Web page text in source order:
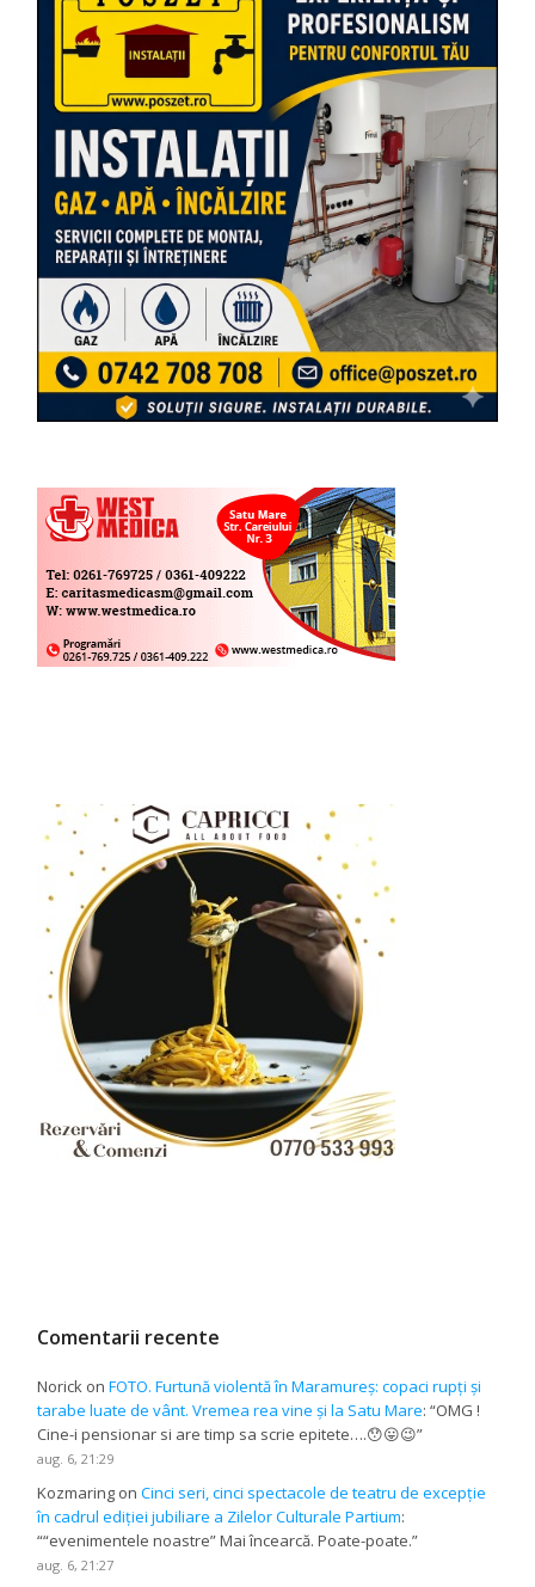
Comentarii recente
Norick onFOTO. Furtună violentă în Maramureș: copaci rupți și
tarabe luate de vânt. Vremea rea vine și la Satu Mare: “OMG !
Cine-i pensionar si are timp sa scrie epitete….😯😛😉”
aug. 6, 21:29
Kozmaring onCinci seri, cinci spectacole de teatru de excepție
în cadrul ediției jubiliare a Zilelor Culturale Partium:
““evenimentele noastre” Mai încearcă. Poate-poate.”
aug. 6, 21:27